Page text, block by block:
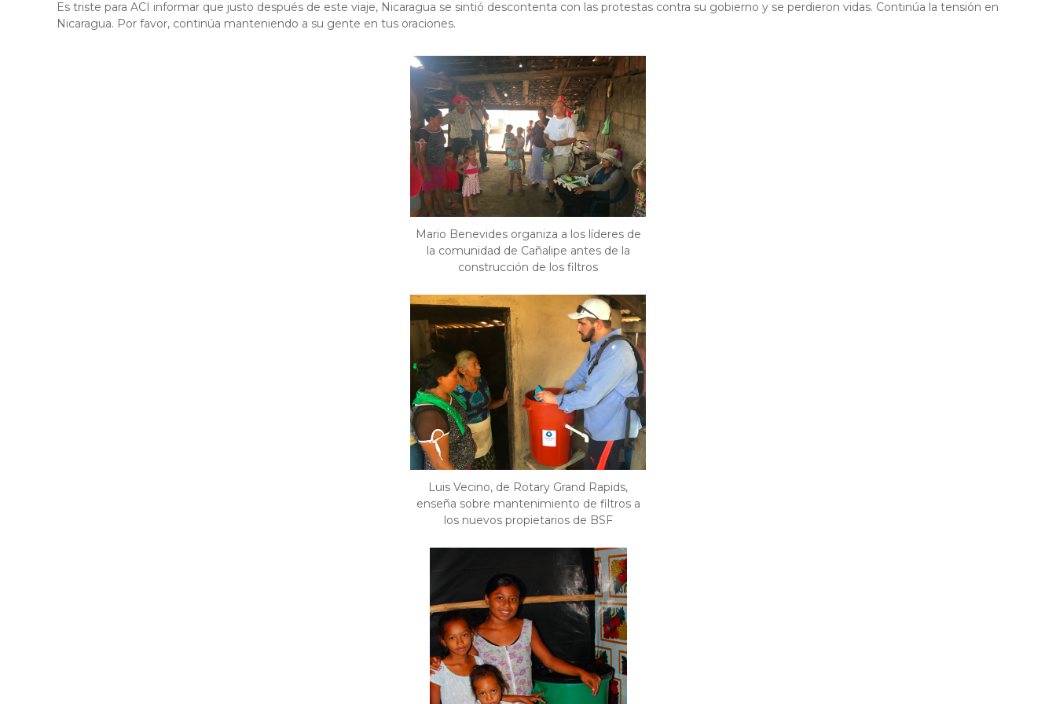
Es triste para ACI informar que justo después de este viaje, Nicaragua se sintió descontenta con las protestas contra su gobierno y se perdieron vidas. Continúa la tensión en
Nicaragua. Por favor, continúa manteniendo a su gente en tus oraciones.
Mario Benevides organiza a los líderes de
la comunidad de Cañalipe antes de la
construcción de los filtros
Luis Vecino, de Rotary Grand Rapids,
enseña sobre mantenimiento de filtros a
los nuevos propietarios de BSF